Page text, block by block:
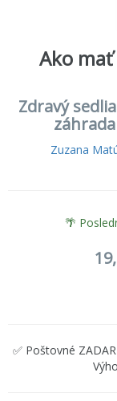
Ako
Zdravý
Zuzana
🌴
✅ Poštovné